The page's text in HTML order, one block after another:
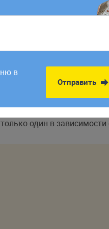
один в зависимости
в
Отправить